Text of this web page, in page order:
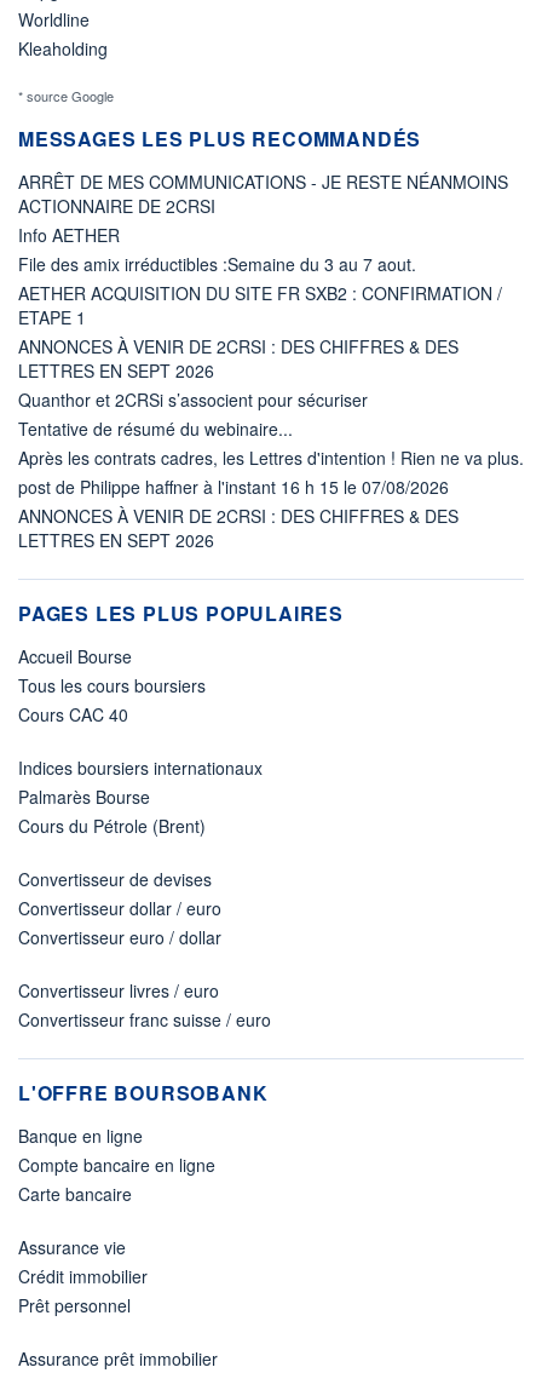
Worldline
Kleaholding
* source Google
MESSAGES LES PLUS RECOMMANDÉS
ARRÊT DE MES COMMUNICATIONS - JE RESTE NÉANMOINS
ACTIONNAIRE DE 2CRSI
Info AETHER
File des amix irréductibles :Semaine du 3 au 7 aout.
AETHER ACQUISITION DU SITE FR SXB2 : CONFIRMATION /
ETAPE 1
ANNONCES À VENIR DE 2CRSI : DES CHIFFRES & DES
LETTRES EN SEPT 2026
Quanthor et 2CRSi s’associent pour sécuriser
Tentative de résumé du webinaire...
Après les contrats cadres, les Lettres d'intention ! Rien ne va plus.
post de Philippe haffner à l'instant 16 h 15 le 07/08/2026
ANNONCES À VENIR DE 2CRSI : DES CHIFFRES & DES
LETTRES EN SEPT 2026
PAGES LES PLUS POPULAIRES
Accueil Bourse
Tous les cours boursiers
Cours CAC 40
Indices boursiers internationaux
Palmarès Bourse
Cours du Pétrole (Brent)
Convertisseur de devises
Convertisseur dollar / euro
Convertisseur euro / dollar
Convertisseur livres / euro
Convertisseur franc suisse / euro
L'OFFRE BOURSOBANK
Banque en ligne
Compte bancaire en ligne
Carte bancaire
Assurance vie
Crédit immobilier
Prêt personnel
Assurance prêt immobilier